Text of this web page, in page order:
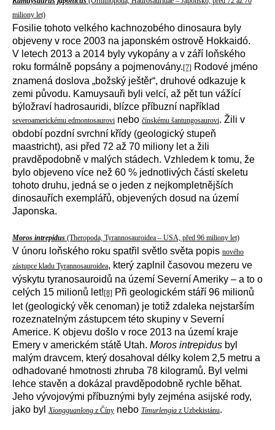
miliony let)
Fosilie tohoto velkého kachnozobého dinosaura byly
objeveny v roce 2003 na japonském ostrově Hokkaidó.
V letech 2013 a 2014 byly vykopány a v září loňského
roku formálně popsány a pojmenovány.[7] Rodové jméno
znamená doslova „božský ještěr“, druhové odkazuje k
zemi původu. Kamuysauři byli velcí, až pět tun vážící
býložraví hadrosauridi, blízce příbuzní například
severoamerickému edmontosaurovi nebo čínskému šantungosaurovi. Žili v
období pozdní svrchní křídy (geologický stupeň
maastricht), asi před 72 až 70 miliony let a žili
pravděpodobně v malých stádech. Vzhledem k tomu, že
bylo objeveno více než 60 % jednotlivých částí skeletu
tohoto druhu, jedná se o jeden z nejkompletnějších
dinosauřích exemplářů, objevených dosud na území
Japonska.
Moros intrepidus (Theropoda, Tyrannosauroidea – USA, před 96 miliony let)
V únoru loňského roku spatřil světlo světa popis nového
zástupce kladu Tyrannosauroidea, který zaplnil časovou mezeru ve
výskytu tyranosauroidů na území Severní Ameriky – a to o
celých 15 milionů let![8] Při geologickém stáří 96 milionů
let (geologický věk cenoman) je totiž zdaleka nejstarším
rozeznatelným zástupcem této skupiny v Severní
Americe. K objevu došlo v roce 2013 na území kraje
Emery v americkém státě Utah. Moros intrepidus byl
malým dravcem, který dosahoval délky kolem 2,5 metru a
odhadované hmotnosti zhruba 78 kilogramů. Byl velmi
lehce stavěn a dokázal pravděpodobně rychle běhat.
Jeho vývojovými příbuznými byly zejména asijské rody,
jako byl Xiongguanlong z Číny nebo Timurlengia z Uzbekistánu.